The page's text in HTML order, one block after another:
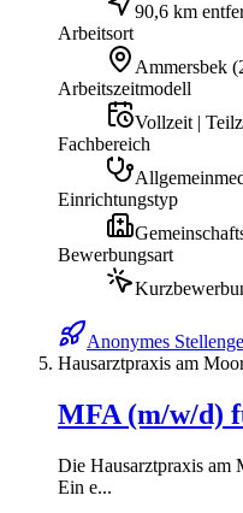
90,6 km
Arbeitsort
Ammersbek (
Arbeitszeitmodell
Vollzeit |
Fachbereich
Einrichtungstyp
Bewerbungsart
Anonymes
Hausarztpraxis am
MFA (m/w/d)
Die Hausarztpraxis am
Ein e...